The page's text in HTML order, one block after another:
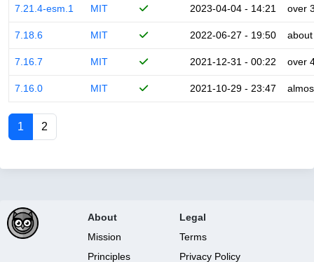
7.21.4-esm.1 MIT 2023-04-04 - 14:21 over
7.18.6 MIT 2022-06-27 - 19:50
7.16.7 MIT 2021-12-31 - 00:22 over
7.16.0 MIT 2021-10-29 - 23:47
1 2
About
Mission
Principles
Legal
Terms
Privacy Policy